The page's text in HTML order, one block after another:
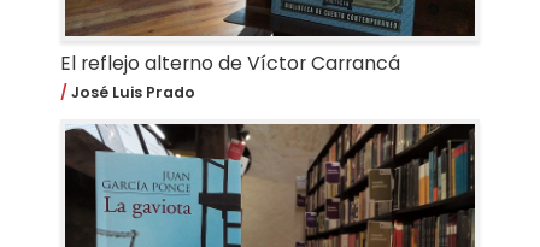
El reflejo alterno de Víctor Carrancá
José Luis Prado